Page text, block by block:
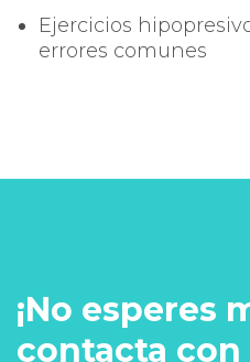
Ejercicios
errores comunes
¡No esperes
contacta